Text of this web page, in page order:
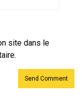
site dans le